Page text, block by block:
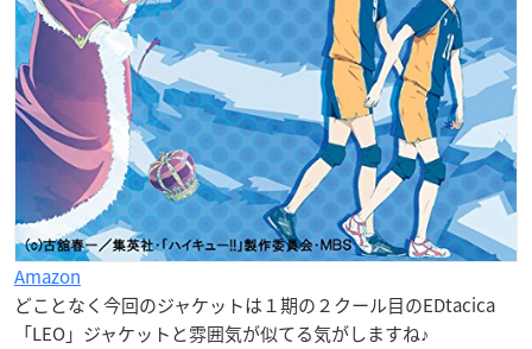
Amazon
どことなく今回のジャケットは１期の２クール目のEDtacica
「LEO」ジャケットと雰囲気が似てる気がしますね♪